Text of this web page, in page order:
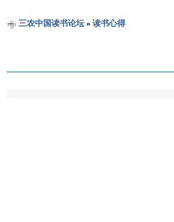
三农中国读书论坛» 读书心得